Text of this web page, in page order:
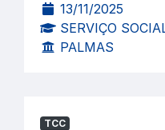
13/11/2025
SERVIÇO
PALMAS
TCC